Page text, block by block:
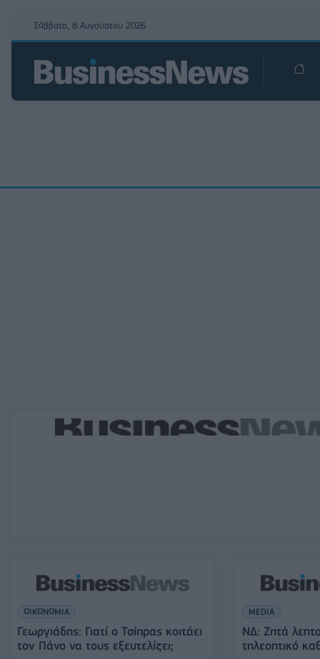
Σάββατο, 8 Αυγούστου 2026
ΟΙΚΟΝΟΜΙΑ
Γεωργιάδης: Γιατί ο Τσίπρας κοιτάει
τον Πάνο να τους εξευτελίζει;
MEDIA
ΝΔ: Ζητά
τηλεοπτικό